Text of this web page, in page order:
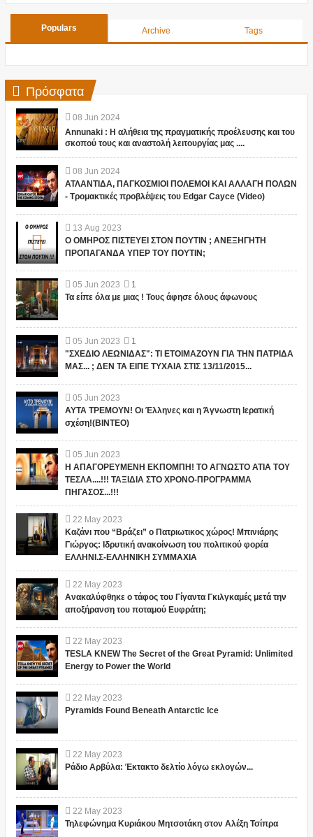
Populars Archive Tags
Πρόσφατα
08 Jun 2024
Annunaki : Η αλήθεια της πραγματικής προέλευσης και του
σκοπού τους και αναστολή λειτουργίας μας ....
08 Jun 2024
ΑΤΛΑΝΤΙΔΑ, ΠΑΓΚΟΣΜΙΟΙ ΠΟΛΕΜΟΙ ΚΑΙ ΑΛΛΑΓΗ ΠΟΛΩΝ
- Τρομακτικές προβλέψεις του Edgar Cayce (Video)
13 Aug 2023
Ο ΟΜΗΡΟΣ ΠΙΣΤΕΥΕΙ ΣΤΟΝ ΠΟΥΤΙΝ ; ΑΝΕΞΗΓΗΤΗ
ΠΡΟΠΑΓΑΝΔΑ ΥΠΕΡ ΤΟΥ ΠΟΥΤΙΝ;
05 Jun 2023
1
Τα είπε όλα με μιας ! Τους άφησε όλους άφωνους
05 Jun 2023
1
"ΣΧΕΔΙΟ ΛΕΩΝΙΔΑΣ": ΤΙ ΕΤΟΙΜΑΖΟΥΝ ΓΙΑ ΤΗΝ ΠΑΤΡΙΔΑ
ΜΑΣ... ; ΔΕΝ ΤΑ ΕΙΠΕ ΤΥΧΑΙΑ ΣΤΙΣ 13/11/2015...
05 Jun 2023
ΑΥΤΑ ΤΡΕΜΟΥΝ! Οι Έλληνες και η Άγνωστη Ιερατική
σχέση!(ΒΙΝΤΕΟ)
05 Jun 2023
Η ΑΠΑΓΟΡΕΥΜΕΝΗ ΕΚΠΟΜΠΗ! ΤΟ ΑΓΝΩΣΤΟ ΑΤΙΑ ΤΟΥ
ΤΕΣΛΑ....!!! ΤΑΞΙΔΙΑ ΣΤΟ ΧΡΟΝΟ-ΠΡΟΓΡΑΜΜΑ
ΠΗΓΑΣΟΣ...!!!
22 May 2023
Καζάνι που “Βράζει” ο Πατριωτικος χώρος! Μπινιάρης
Γιώργος: Ιδρυτική ανακοίνωση του πολιτικού φορέα
ΕΛΛΗΝΙ.Σ-ΕΛΛΗΝΙΚΗ ΣΥΜΜΑΧΙΑ
22 May 2023
Ανακαλύφθηκε ο τάφος του Γίγαντα Γκιλγκαμές μετά την
αποξήρανση του ποταμού Ευφράτη;
22 May 2023
TESLA KNEW The Secret of the Great Pyramid: Unlimited
Energy to Power the World
22 May 2023
Pyramids Found Beneath Antarctic Ice
22 May 2023
Ράδιο Αρβύλα: Έκτακτο δελτίο λόγω εκλογών...
22 May 2023
Τηλεφώνημα Κυριάκου Μητσοτάκη στον Αλέξη Τσίπρα